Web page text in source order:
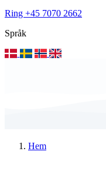
Ring +45 7070 2662
Språk
Hem